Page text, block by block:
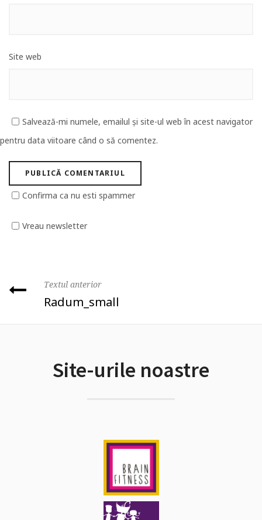
Site web
Salvează-mi numele, emailul și site-ul web în acest navigator
pentru data viitoare când o să comentez.
Confirma ca nu esti spammer
Vreau newsletter
Textul anterior
Radum_small
Site-urile noastre